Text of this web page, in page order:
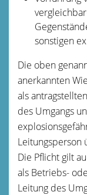
sonstigen
Die oben
anerkannten
als
des Umgangs
Leitungsperson
Die Pflicht gilt
als Betriebs-
Leitung des